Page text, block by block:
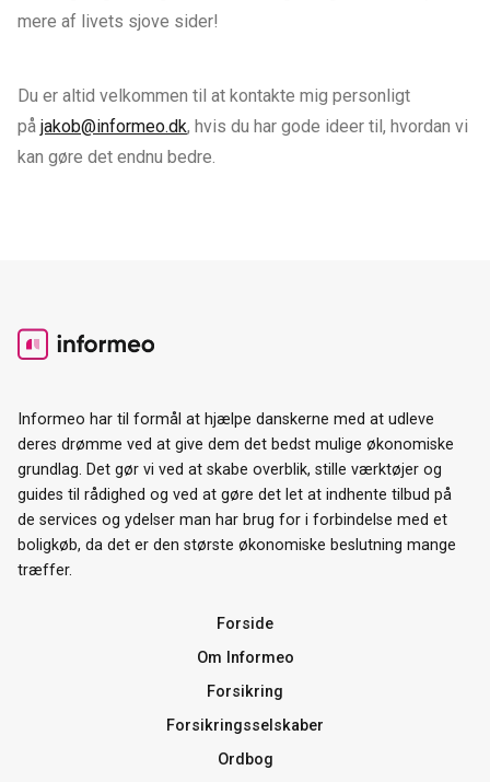
mere af livets sjove sider!
Du er altid velkommen til at kontakte mig personligt
på jakob@informeo.dk, hvis du har gode ideer til, hvordan vi
kan gøre det endnu bedre.
Informeo har til formål at hjælpe danskerne med at udleve
deres drømme ved at give dem det bedst mulige økonomiske
grundlag. Det gør vi ved at skabe overblik, stille værktøjer og
guides til rådighed og ved at gøre det let at indhente tilbud på
de services og ydelser man har brug for i forbindelse med et
boligkøb, da det er den største økonomiske beslutning mange
træffer.
Forside
Om Informeo
Forsikring
Forsikringsselskaber
Ordbog